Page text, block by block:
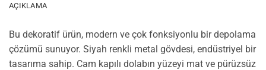
AÇIKLAMA
Bu dekoratif ürün, modern ve çok fonksiyonlu bir depolama
çözümü sunuyor. Siyah renkli metal gövdesi, endüstriyel bir
tasarıma sahip. Cam kapılı dolabın yüzeyi mat ve pürüzsüz